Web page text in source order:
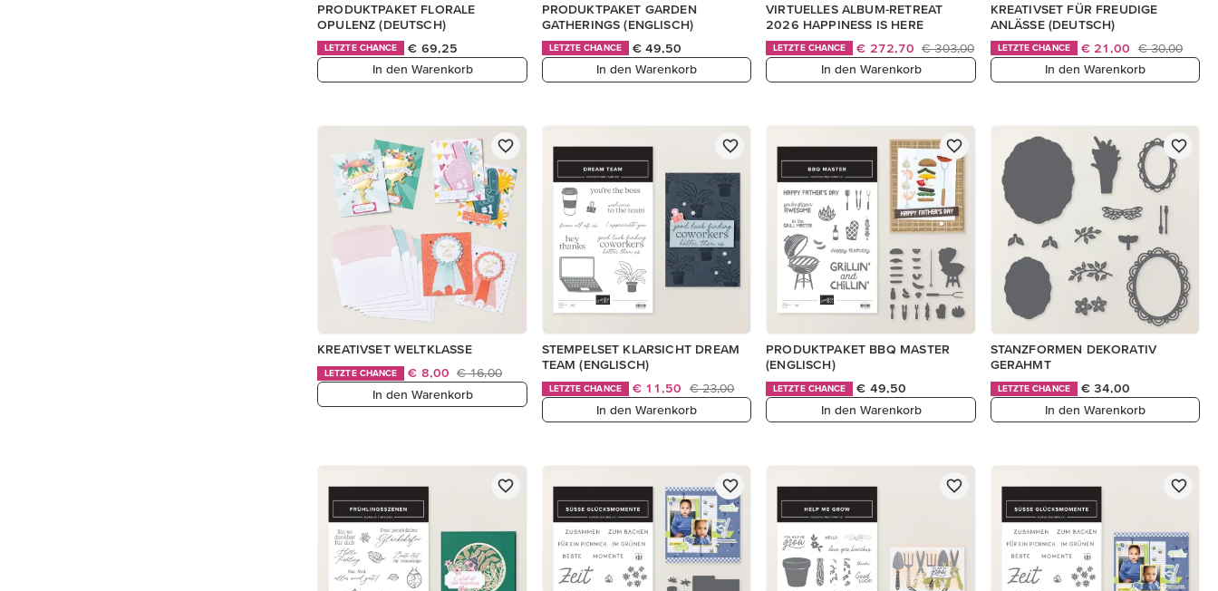
PRODUKTPAKET FLORALE
OPULENZ (DEUTSCH)
LETZTE CHANCE
€ 69,25
In den Warenkorb
PRODUKTPAKET GARDEN
GATHERINGS (ENGLISCH)
LETZTE CHANCE
€ 49,50
In den Warenkorb
VIRTUELLES ALBUM-RETREAT
2026 HAPPINESS IS HERE
LETZTE CHANCE € 272,70 € 303,00
In den Warenkorb
KREATIVSET FÜR FREUDIGE
ANLÄSSE (DEUTSCH)
LETZTE CHANCE € 21,00
€ 30,00
In den Warenkorb
KREATIVSET WELTKLASSE
LETZTE CHANCE € 8,00 € 16,00
In den Warenkorb
STEMPELSET KLARSICHT DREAM
TEAM (ENGLISCH)
LETZTE CHANCE € 11,50
€ 23,00
In den Warenkorb
PRODUKTPAKET BBQ MASTER
(ENGLISCH)
LETZTE CHANCE
€ 49,50
In den Warenkorb
STANZFORMEN DEKORATIV
GERAHMT
LETZTE CHANCE
€ 34,00
In den Warenkorb